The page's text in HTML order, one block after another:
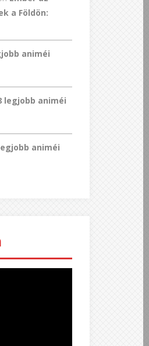
a Földön:
animéi
legjobb animéi
animéi